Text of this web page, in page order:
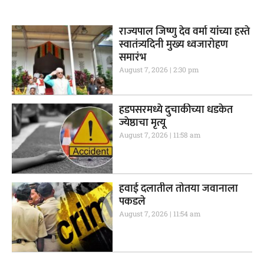
राज्यपाल जिष्णु देव वर्मा यांच्या हस्ते
स्वातंत्र्यदिनी मुख्य ध्वजारोहण
समारंभ
August 7, 2026 2:30 pm
हडपसरमध्ये दुचाकीच्या धडकेत
ज्येष्ठाचा मृत्यू
August 7, 2026 11:58 am
हवाई दलातील तोतया जवानाला
पकडले
August 7, 2026 11:54 am